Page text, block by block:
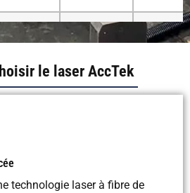
Poussière
minimale
Déchets
abrasifs de
taille
Petit
Rarement Souvent
le laser AccTek
technologie laser à fibre de